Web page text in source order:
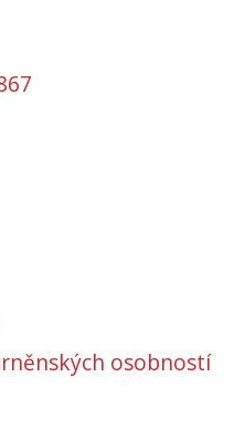
osobností